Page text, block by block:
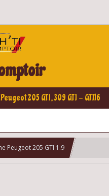
205 GTI, 309 GTI - GTI16
Peugeot 205 GTI 1.9